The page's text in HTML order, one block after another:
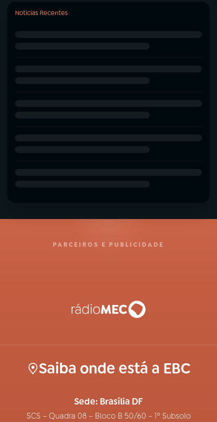
Notícias Recentes
PARCEIROS E PUBLICIDADE
Saiba onde está a EBC
Sede: Brasília DF
SCS – Quadra 08 – Bloco B 50/60 – 1º Subsolo